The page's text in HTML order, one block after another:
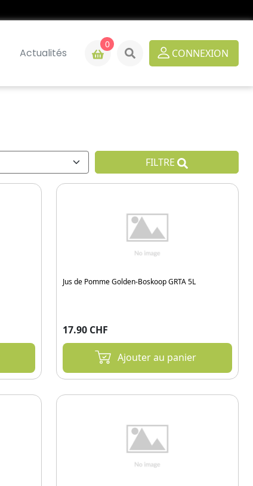
Actualités
0
CONNEXION
FILTRE
Jus de Pomme Golden-Boskoop GRTA 5L
17.90 CHF
Ajouter au panier